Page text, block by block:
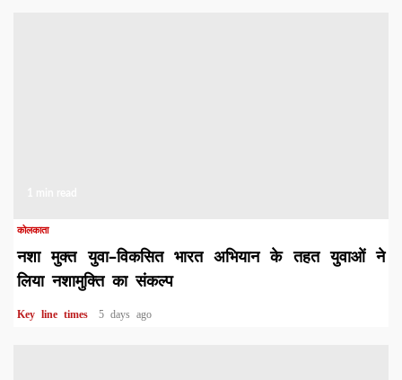
कोलकाता
नशा मुक्त युवा–विकसित भारत अभियान के तहत युवाओं ने
लिया नशामुक्ति का संकल्प
Key line times 5 days ago